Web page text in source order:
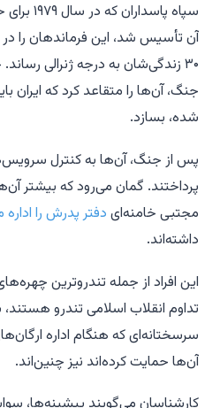
سپاه
۳۰ زندگی‌شان به درجه ژنرالی
جنگ، آن‌ها را متقاعد کرد که ایران
شده، بسازد.
پس از جنگ، آن‌ها به کنترل
پرداختند. گمان می‌رود که بیشتر
مجتبی خامنه‌ای دفتر پدرش را
داشته‌اند.
این افراد از جمله تندروترین
تداوم انقلاب اسلامی تندرو
سرسختانه‌ای که هنگام اداره
آن‌ها حمایت کرده‌اند نیز چنین‌اند.